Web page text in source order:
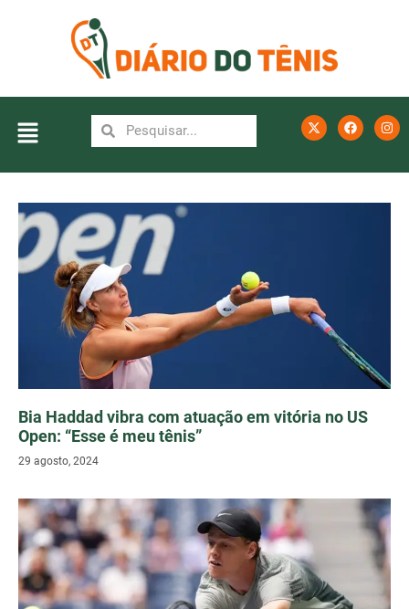
Bia Haddad vibra com atuação em vitória no US
Open: “Esse é meu tênis”
29 agosto, 2024